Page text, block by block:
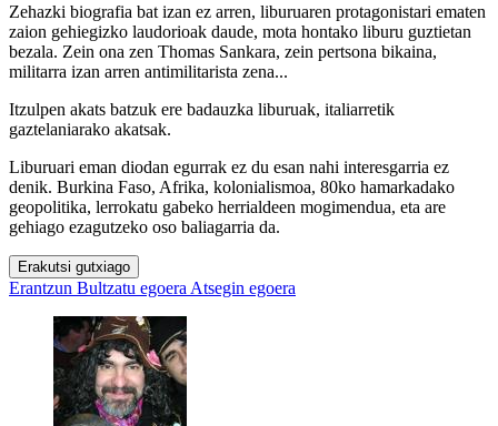
Zehazki biografia bat izan ez arren, liburuaren protagonistari ematen
zaion gehiegizko laudorioak daude, mota hontako liburu guztietan
bezala. Zein ona zen Thomas Sankara, zein pertsona bikaina,
militarra izan arren antimilitarista zena...
Itzulpen akats batzuk ere badauzka liburuak, italiarretik
gaztelaniarako akatsak.
Liburuari eman diodan egurrak ez du esan nahi interesgarria ez
denik. Burkina Faso, Afrika, kolonialismoa, 80ko hamarkadako
geopolitika, lerrokatu gabeko herrialdeen mogimendua, eta are
gehiago ezagutzeko oso baliagarria da.
Erakutsi gutxiago
Erantzun Bultzatu egoera Atsegin egoera